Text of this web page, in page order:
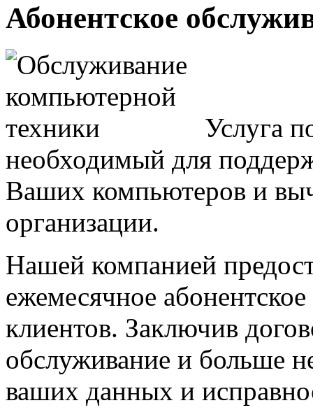
Абонентское
Услуга
необходимый для
Ваших компьютеров и
организации.
Нашей компанией
ежемесячное
клиентов. Заключив
обслуживание и больше
ваших данных и